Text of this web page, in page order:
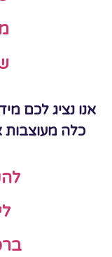
אנו נציג לכם
כלה